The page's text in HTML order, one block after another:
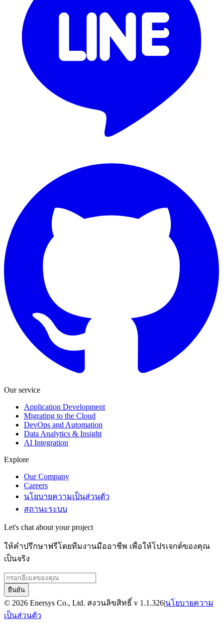
Our service
Application Development
Migrating to the Cloud
DevOps and Automation
Data Analytics & Insight
AI Integration
Explore
Our Company
Careers
นโยบายความเป็นส่วนตัว
สถานะระบบ
Let's chat about your project
ให้คำปรึกษาฟรีโดยทีมงานมืออาชีพ เพื่อให้โปรเจกต์ของคุณ
เป็นจริง
ยืนยัน
© 2026 Enersys Co., Ltd. สงวนลิขสิทธิ์ v 1.1.326|นโยบายความ
เป็นส่วนตัว